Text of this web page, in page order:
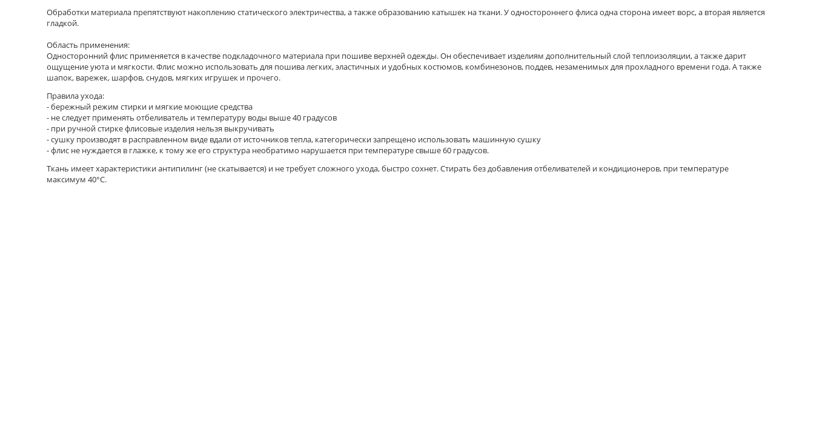
Обработки материала препятствуют накоплению статического электричества, а также образованию катышек на ткани. У одностороннего флиса одна сторона имеет ворс, а вторая является
гладкой.
Область применения:
Односторонний флис применяется в качестве подкладочного материала при пошиве верхней одежды. Он обеспечивает изделиям дополнительный слой теплоизоляции, а также дарит
ощущение уюта и мягкости. Флис можно использовать для пошива легких, эластичных и удобных костюмов, комбинезонов, поддев, незаменимых для прохладного времени года. А также
шапок, варежек, шарфов, снудов, мягких игрушек и прочего.
Правила ухода:
- бережный режим стирки и мягкие моющие средства
- не следует применять отбеливатель и температуру воды выше 40 градусов
- при ручной стирке флисовые изделия нельзя выкручивать
- сушку производят в расправленном виде вдали от источников тепла, категорически запрещено использовать машинную сушку
- флис не нуждается в глажке, к тому же его структура необратимо нарушается при температуре свыше 60 градусов.
Ткань имеет характеристики антипилинг (не скатывается) и не требует сложного ухода, быстро сохнет. Стирать без добавления отбеливателей и кондиционеров, при температуре
максимум 40°C.